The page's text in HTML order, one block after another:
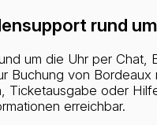
rund
um die Uhr per Chat,
Buchung von Bordeaux
Ticketausgabe oder
erreichbar.